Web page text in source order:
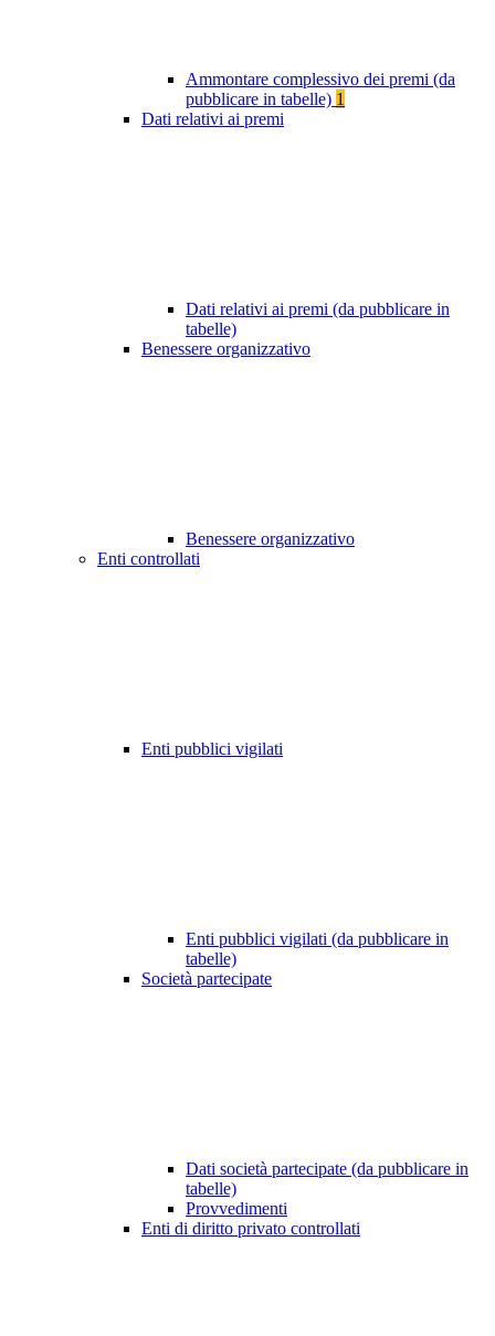
Ammontare complessivo dei premi (da
pubblicare in tabelle) 1
Dati relativi ai premi
Dati relativi ai premi (da pubblicare in
tabelle)
Benessere organizzativo
Benessere organizzativo
Enti controllati
Enti pubblici vigilati
Enti pubblici vigilati (da pubblicare in
tabelle)
Società partecipate
Dati società partecipate (da pubblicare in
tabelle)
Provvedimenti
Enti di diritto privato controllati